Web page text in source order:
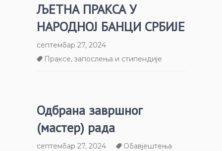
ЉЕТНА ПРАКСА У
НАРОДНОЈ БАНЦИ СРБИЈЕ
септембар 27, 2024
Праксе, запослења и стипендије
Одбрана завршног
(мастер) рада
септембар 27, 2024 Обавјештења